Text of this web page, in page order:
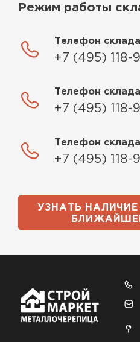
Режим работы
Телефон
+7 (495) 118-
Телефон
+7 (495) 118-
Телефон
+7 (495) 118-
УЗНАТЬ